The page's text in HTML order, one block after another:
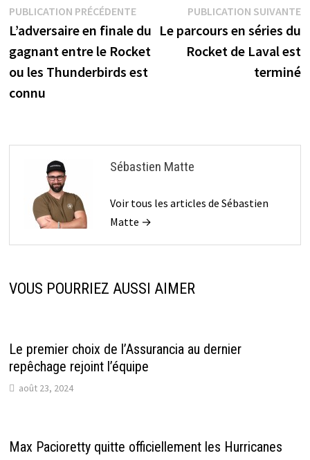
Navigation
de
l’article
PUBLICATION PRÉCÉDENTEPublication
précédente :
L’adversaire en finale du
gagnant entre le Rocket
ou les Thunderbirds est
connu
PUBLICATION SUIVANTE
Le parcours en séries du
Rocket de Laval est
terminé
Sébastien Matte
Voir tous les articles de Sébastien
Matte →
VOUS POURRIEZ AUSSI AIMER
Le premier choix de l’Assurancia au dernier
repêchage rejoint l’équipe
août 23, 2024
Max Pacioretty quitte officiellement les Hurricanes